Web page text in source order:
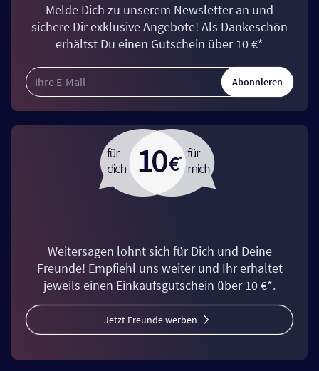
Melde Dich zu unserem Newsletter an und
sichere Dir exklusive Angebote! Als Dankeschön
erhältst Du einen Gutschein über 10 €*
Abonnieren
Weitersagen lohnt sich für Dich und Deine
Freunde! Empfiehl uns weiter und Ihr erhaltet
jeweils einen Einkaufsgutschein über 10 €*.
Jetzt Freunde werben